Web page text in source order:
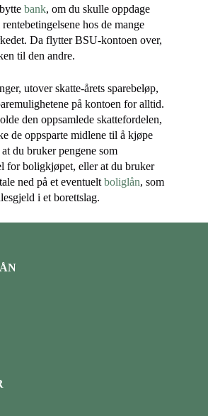
bank, om du skulle oppdage
hos de mange
Da flytter BSU-kontoen over,
til den andre.
utover skatte-årets sparebeløp,
på kontoen for alltid.
den oppsamlede skattefordelen,
de oppsparte midlene til å kjøpe
du bruker pengene som
for boligkjøpet, eller at du bruker
ned på et eventuelt boliglån, som
i et borettslag.